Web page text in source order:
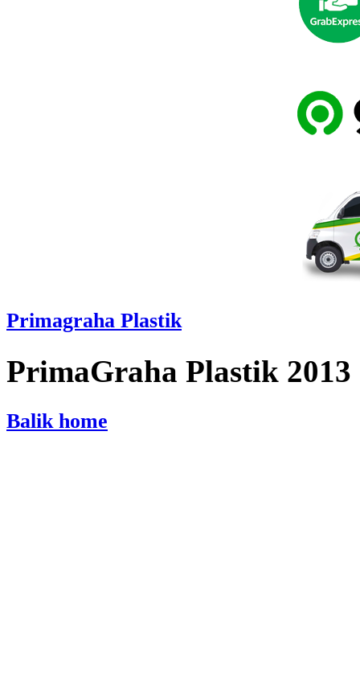
Primagraha Plastik
PrimaGraha Plastik 2013
Balik home